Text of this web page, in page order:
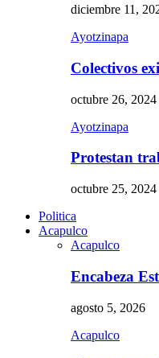
diciembre 11,
Ayotzinapa
Colectivos
octubre 26, 2024
Ayotzinapa
Protestan
octubre 25, 2024
Politica
Acapulco
Acapulco
Encabeza
agosto 5, 2026
Acapulco